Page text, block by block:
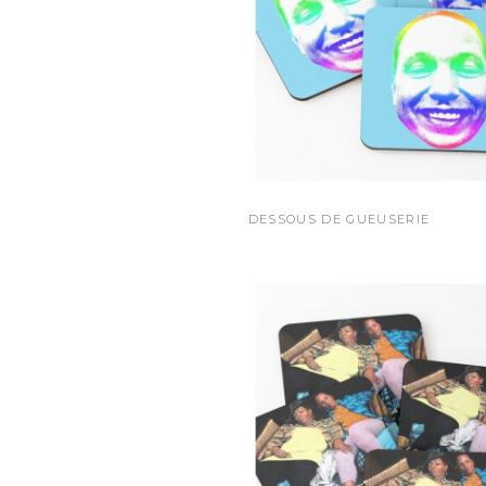
DESSOUS DE GUEUSERIE